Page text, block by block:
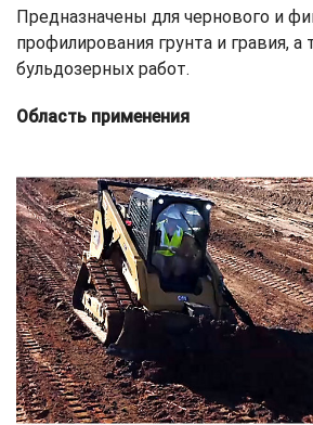
Предназначены для чернового и
профилирования грунта и гравия, а
бульдозерных работ.
Область применения